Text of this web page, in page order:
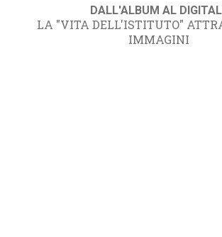
DALL'ALBUM AL
LA "VITA DELL'ISTITUTO"
IMMAGINI